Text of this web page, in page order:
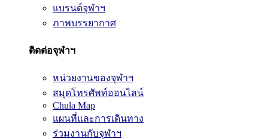
แบรนด์จุฬาฯ
ภาพบรรยากาศ
ติดต่อจุฬาฯ
หน่วยงานของจุฬาฯ
สมุดโทรศัพท์ออนไลน์
Chula Map
แผนที่และการเดินทาง
ร่วมงานกับจุฬาฯ